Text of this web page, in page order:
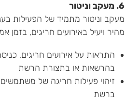
6. מעקב וניטור
מעקב וניטור מתמיד של הפעילות
מהיר ויעיל באירועים חריגים, בזמן
התראות על אירועים חריגים,
בהרשאות או בתצורת הרשת
זיהוי פעילות חריגה של
ברשת